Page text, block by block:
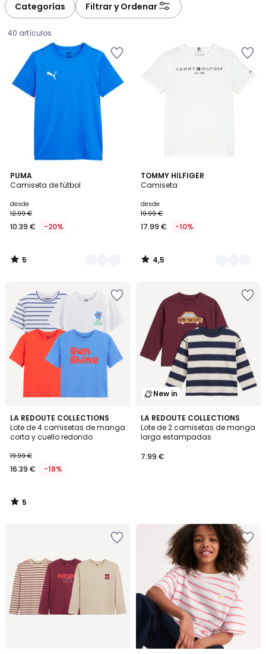
Categorías Filtrar y Ordenar
40 artículos
PUMA
Camiseta de fútbol
Precio
a
partir
10.39
€
de
12.99
€
20%
descuento
aplicado.
desde
12.99 €
10.39 € -20%
5
/
5
Colores
5
/
TOMMY HILFIGER
Camiseta
desde
19.99 €
17.99 € -10%
4,5
/ 5
4
Colores
4,5
/
LA REDOUTE COLLECTIONS
Lote de 4 camisetas de manga
corta y cuello redondo
19.99 €
16.39 € -18%
5
/
5
5
/
New in
LA REDOUTE COLLECTIONS
Lote de 2 camisetas de manga
larga estampadas
7.99 €